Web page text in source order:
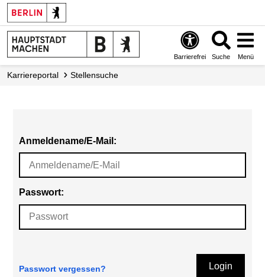
Barrierefrei Suche Menü
Karriereportal Stellensuche
Anmeldename/E-Mail:
Passwort:
Login
Passwort vergessen?